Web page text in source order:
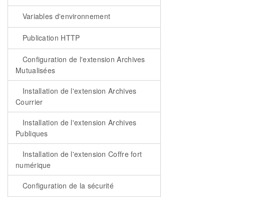
Variables d'environnement
Publication HTTP
Configuration de l'extension Archives
Mutualisées
Installation de l'extension Archives
Courrier
Installation de l'extension Archives
Publiques
Installation de l'extension Coffre fort
numérique
Configuration de la sécurité